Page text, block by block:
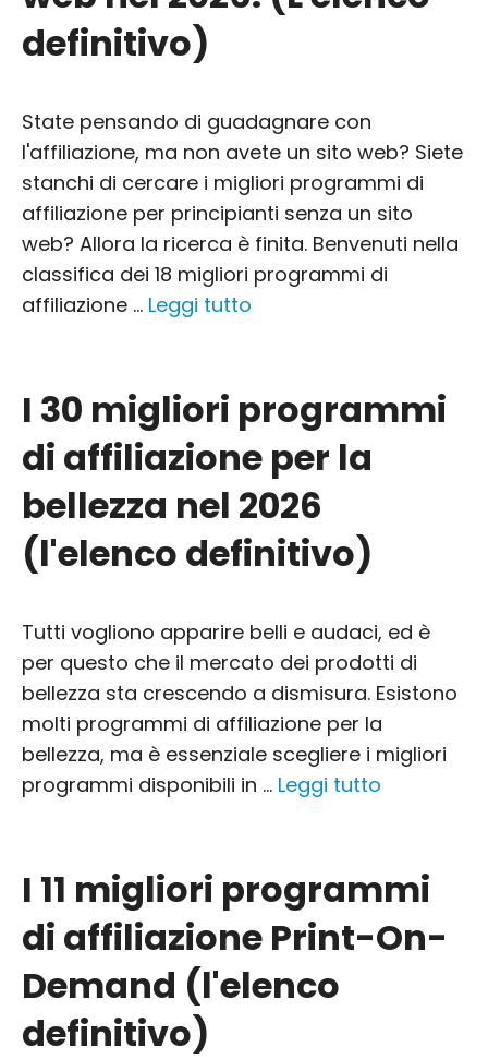
definitivo)
State pensando di guadagnare con
l'affiliazione, ma non avete un sito web? Siete
stanchi di cercare i migliori programmi di
affiliazione per principianti senza un sito
web? Allora la ricerca è finita. Benvenuti nella
classifica dei 18 migliori programmi di
affiliazione ... Leggi tutto
I 30 migliori programmi
di affiliazione per la
bellezza nel 2026
(l'elenco definitivo)
Tutti vogliono apparire belli e audaci, ed è
per questo che il mercato dei prodotti di
bellezza sta crescendo a dismisura. Esistono
molti programmi di affiliazione per la
bellezza, ma è essenziale scegliere i migliori
programmi disponibili in ... Leggi tutto
I 11 migliori programmi
di affiliazione Print-On-
Demand (l'elenco
definitivo)